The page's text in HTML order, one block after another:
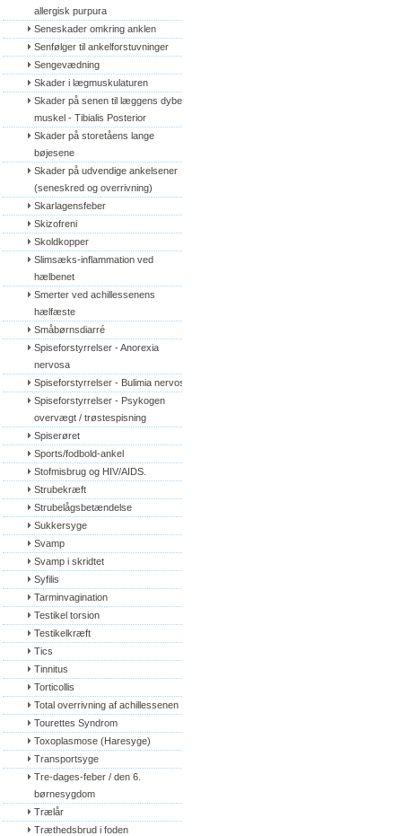
allergisk purpura
Seneskader omkring anklen
Senfølger til ankelforstuvninger
Sengevædning
Skader i lægmuskulaturen
Skader på senen til læggens dybe
muskel - Tibialis Posterior
Skader på storetåens lange
bøjesene
Skader på udvendige ankelsener
(seneskred og overrivning)
Skarlagensfeber
Skizofreni
Skoldkopper
Slimsæks-inflammation ved
hælbenet
Smerter ved achillessenens
hælfæste
Småbørnsdiarré
Spiseforstyrrelser - Anorexia
nervosa
Spiseforstyrrelser - Bulimia nervosa
Spiseforstyrrelser - Psykogen
overvægt / trøstespisning
Spiserøret
Sports/fodbold-ankel
Stofmisbrug og HIV/AIDS.
Strubekræft
Strubelågsbetændelse
Sukkersyge
Svamp
Svamp i skridtet
Syfilis
Tarminvagination
Testikel torsion
Testikelkræft
Tics
Tinnitus
Torticollis
Total overrivning af achillessenen
Tourettes Syndrom
Toxoplasmose (Haresyge)
Transportsyge
Tre-dages-feber / den 6.
børnesygdom
Trælår
Træthedsbrud i foden